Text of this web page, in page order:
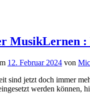
MusikLernen
12. Februar 2024 von
sind jetzt doch immer
werden können,